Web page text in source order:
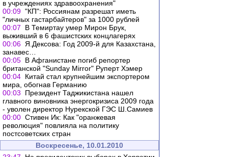
в учреждениях здравоохранения"
00:09 "КП": Россиянам разрешат иметь
"личных гастарбайтеров" за 1000 рублей
00:07
В Темиртау умер Мирон Брук,
выживший в 6 фашистских концлагерях
00:06 Я.Дексова: Год 2009-й для Казахстана,
занавес…
00:05 В Афганистане погиб репортер
британской "Sunday Mirror" Руперт Хэмер
00:04 Китай стал крупнейшим экспортером
мира, обогнав Германию
00:03
Президент Таджикистана нашел
главного виновника энергокризиса 2009 года
- уволен директор Нурекской ГЭС Ш.Самиев
00:00 Стивен Ик: Как "оранжевая
революция" повлияла на политику
постсоветских стран
Воскресенье, 10.01.2010